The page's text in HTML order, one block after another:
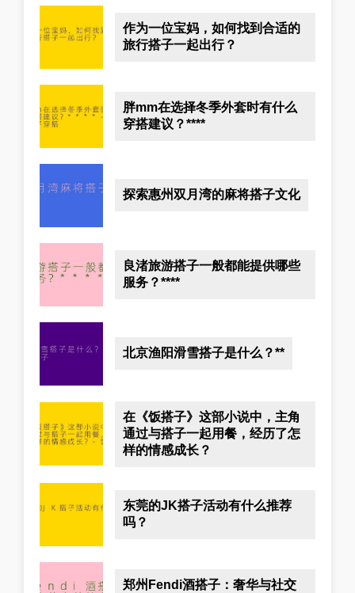
作为一位宝妈，如何找到合适的
旅行搭子一起出行？
胖mm在选择冬季外套时有什么
穿搭建议？****
探索惠州双月湾的麻将搭子文化
良渚旅游搭子一般都能提供哪些
服务？****
北京渔阳滑雪搭子是什么？**
在《饭搭子》这部小说中，主角
通过与搭子一起用餐，经历了怎
样的情感成长？
东莞的JK搭子活动有什么推荐
吗？
郑州Fendi酒搭子：奢华与社交